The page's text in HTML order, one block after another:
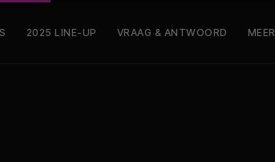
2025 LINE-UP VRAAG & ANTWOORD MEER